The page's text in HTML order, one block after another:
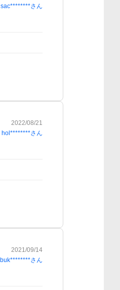
sac********さん
2022/08/21
hol********さん
2021/09/14
buk********さん